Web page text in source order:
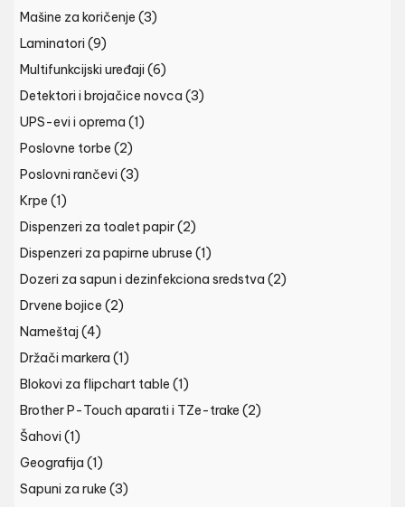
Mašine za koričenje (3)
Laminatori (9)
Multifunkcijski uređaji (6)
Detektori i brojačice novca (3)
UPS-evi i oprema (1)
Poslovne torbe (2)
Poslovni rančevi (3)
Krpe (1)
Dispenzeri za toalet papir(2)
Dispenzeri za papirne ubruse (1)
Dozeri za sapun i dezinfekciona sredstva (2)
Drvene bojice (2)
Nameštaj (4)
Držači markera (1)
Blokovi za flipchart table (1)
Brother P-Touch aparati i TZe-trake (2)
Šahovi (1)
Geografija (1)
Sapuni za ruke (3)